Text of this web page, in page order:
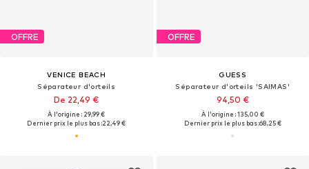
OFFRE
VENICE BEACH
Séparateur d'orteils
De 22,49 €
À l'origine : 29,99 €
Dernier prix le plus bas :22,49 €
OFFRE
GUESS
Séparateur d'orteils 'SAIMAS'
94,50 €
À l'origine : 135,00 €
Dernier prix le plus bas :68,25 €